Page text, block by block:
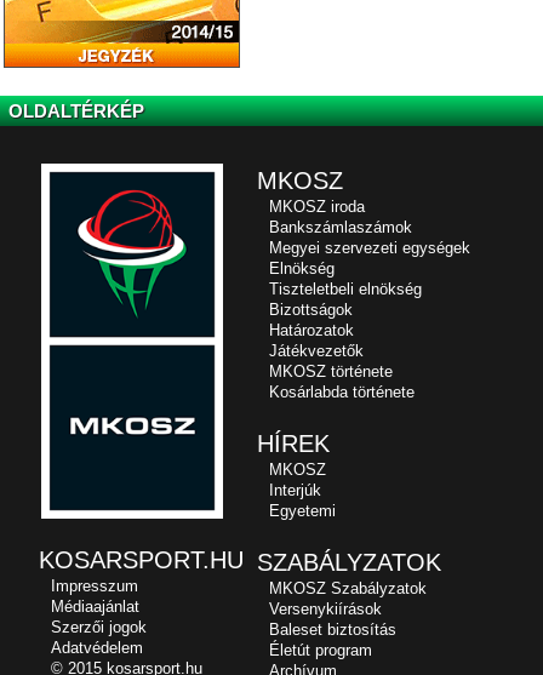
OLDALTÉRKÉP
MKOSZ
MKOSZ iroda
Bankszámlaszámok
Megyei szervezeti egységek
Elnökség
Tiszteletbeli elnökség
Bizottságok
Határozatok
Játékvezetők
MKOSZ története
Kosárlabda története
HÍREK
MKOSZ
Interjúk
Egyetemi
SZABÁLYZATOK
MKOSZ Szabályzatok
Versenykiírások
Baleset biztosítás
Életút program
Archívum
KOSARSPORT.HU
Impresszum
Médiaajánlat
Szerzői jogok
Adatvédelem
© 2015 kosarsport.hu